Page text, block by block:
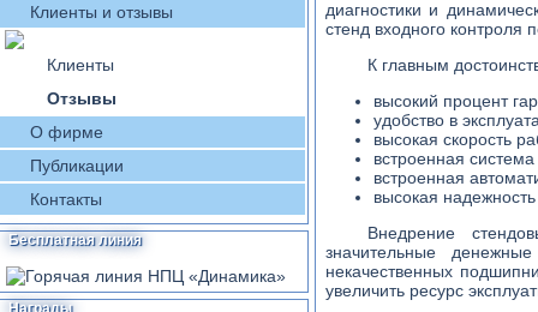
Клиенты и отзывы
Клиенты
Отзывы
О фирме
Публикации
Контакты
Бесплатная линия
Награды
диагностики и
стенд входного контроля
К главным
высокий процент
удобство в
высокая скорость
встроенная
встроенная
высокая
Внедрение
значительные
некачественных
увеличить ресурс